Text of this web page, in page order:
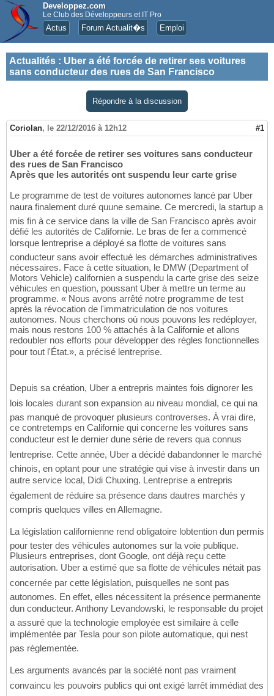
Developpez.com
Le Club des Développeurs et IT Pro
Actus Forum Actualit�s Emploi
Actualités : Uber a été forcée de retirer ses voitures
sans conducteur des rues de San Francisco
Répondre à la discussion
Coriolan, le 22/12/2016 à 12h12 #1
Uber a été forcée de retirer ses voitures sans conducteur
des rues de San Francisco
Après que les autorités ont suspendu leur carte grise
Le programme de test de voitures autonomes lancé par Uber
naura finalement duré quune semaine. Ce mercredi, la startup a
mis fin à ce service dans la ville de San Francisco après avoir
défié les autorités de Californie. Le bras de fer a commencé
lorsque lentreprise a déployé sa flotte de voitures sans
conducteur sans avoir effectué les démarches administratives
nécessaires. Face à cette situation, le DMW (Department of
Motors Vehicle) californien a suspendu la carte grise des seize
véhicules en question, poussant Uber à mettre un terme au
programme. « Nous avons arrêté notre programme de test
après la révocation de l'immatriculation de nos voitures
autonomes. Nous cherchons où nous pouvons les redéployer,
mais nous restons 100 % attachés à la Californie et allons
redoubler nos efforts pour développer des règles fonctionnelles
pour tout l'État.», a précisé lentreprise.
Depuis sa création, Uber a entrepris maintes fois dignorer les
lois locales durant son expansion au niveau mondial, ce qui na
pas manqué de provoquer plusieurs controverses. À vrai dire,
ce contretemps en Californie qui concerne les voitures sans
conducteur est le dernier dune série de revers qua connus
lentreprise. Cette année, Uber a décidé dabandonner le marché
chinois, en optant pour une stratégie qui vise à investir dans un
autre service local, Didi Chuxing. Lentreprise a entrepris
également de réduire sa présence dans dautres marchés y
compris quelques villes en Allemagne.
La législation californienne rend obligatoire lobtention dun permis
pour tester des véhicules autonomes sur la voie publique.
Plusieurs entreprises, dont Google, ont déjà reçu cette
autorisation. Uber a estimé que sa flotte de véhicules nétait pas
concernée par cette législation, puisquelles ne sont pas
autonomes. En effet, elles nécessitent la présence permanente
dun conducteur. Anthony Levandowski, le responsable du projet
a assuré que la technologie employée est similaire à celle
implémentée par Tesla pour son pilote automatique, qui nest
pas règlementée.
Les arguments avancés par la société nont pas vraiment
convaincu les pouvoirs publics qui ont exigé larrêt immédiat des